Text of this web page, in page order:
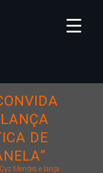
DE
Mendes e lança